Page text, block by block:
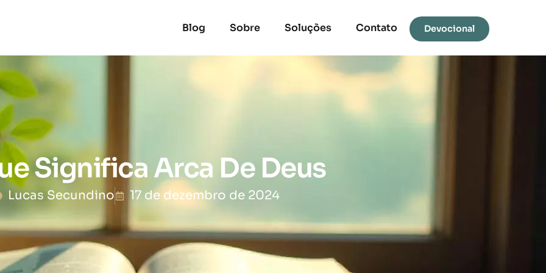
Blog Sobre Soluções Contato Devocional
Significa Arca De Deus
Lucas Secundino 17 de dezembro de 2024